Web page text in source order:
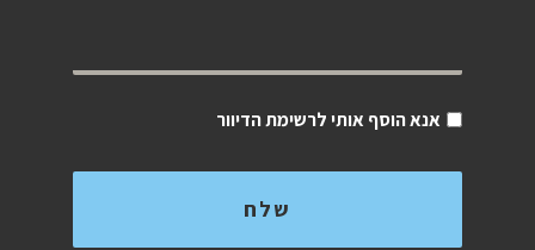
אנא הוסף אותי לרשימת הדיוור